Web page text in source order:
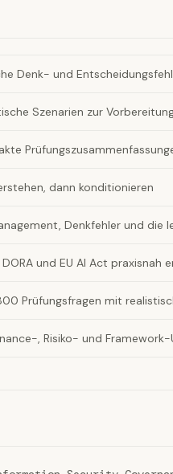
Denk- und
Szenarien zur
dann konditionieren
Denkfehler und die
und EU AI Act praxisnah
Prüfungsfragen mit
, Risiko- und